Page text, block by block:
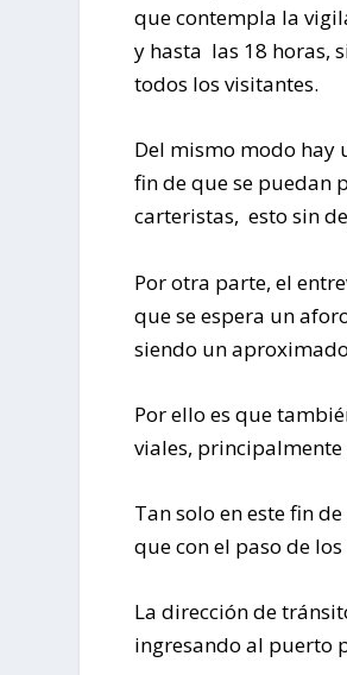
que contempla la
y hasta las 18 horas,
todos los visitantes.
Del mismo modo hay
fin de que se puedan
carteristas, esto sin
Por otra parte, el
que se espera un
siendo un
Por ello es que
viales,
Tan solo en este fin
que con el paso de
La dirección de
ingresando al puerto